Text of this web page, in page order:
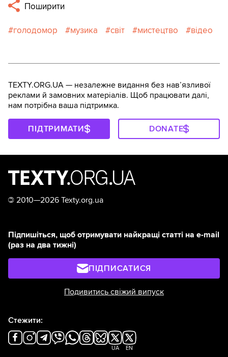
Поширити
голодомор музика світ мистецтво відео
TEXTY.ORG.UA — незалежне видання без навʼязливої
реклами й замовних матеріалів. Щоб працювати далі,
нам потрібна ваша підтримка.
ПІДТРИМАТИ DONATE
© 2010—2026 Texty.org.ua
Підпишіться, щоб отримувати найкращі статті на e-mail
(раз на два тижні)
ПІДПИСАТИСЯ
Подивитись свіжий випуск
Стежити:
UA EN